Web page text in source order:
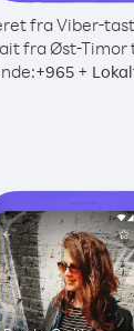
fra Viber-
fra Øst-Timor
+965+